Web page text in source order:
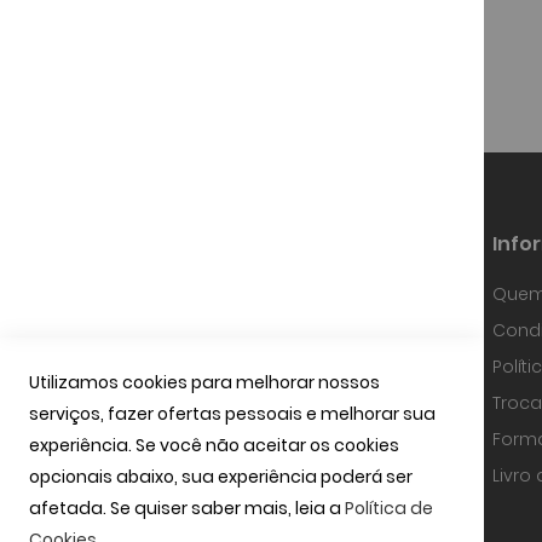
contínua evolução, investindo em
equipamentos de alta precisão, na
tecnologia óptica mais avançada e
uma equipa com técnicos
especializados.
Livro
Utilizamos cookies para melhorar nossos
serviços, fazer ofertas pessoais e melhorar sua
experiência. Se você não aceitar os cookies
opcionais abaixo, sua experiência poderá ser
afetada. Se quiser saber mais, leia a Política de